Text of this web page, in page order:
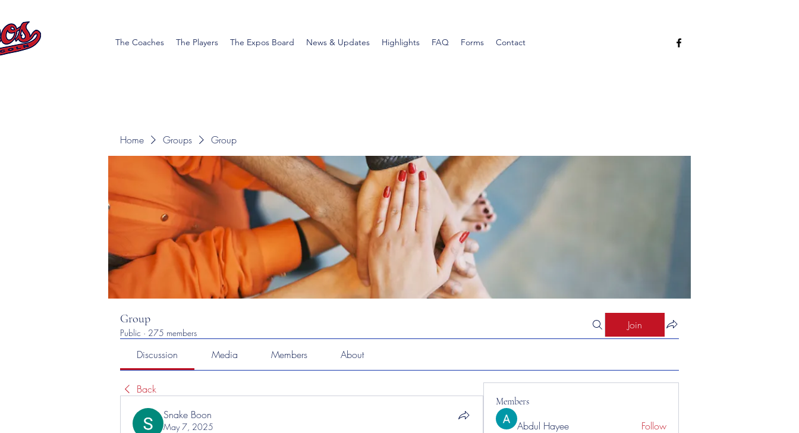
The Coaches The Players The Expos Board News & Updates Highlights FAQ Forms Contact
Home Groups Group
Group
Public · 275 members
Join
Discussion Media Members About
Back
Snake Boon
May 7, 2025
Members
Abdul Hayee Follow